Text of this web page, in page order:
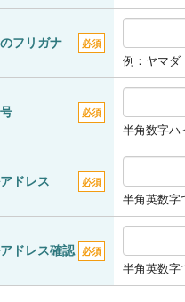
フリガナ 必須
例：ヤマダ
必須
半角数字
ドレス 必須
半角英数
ドレス確認 必須
半角英数